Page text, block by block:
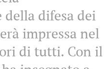
difesa dei
impressa nel
di tutti. Con il